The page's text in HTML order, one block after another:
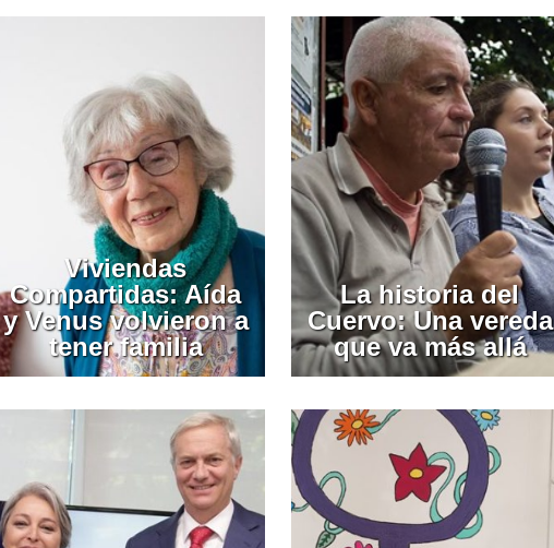
Viviendas
Compartidas: Aída
y Venus volvieron a
tener familia
La historia del
Cuervo: Una vereda
que va más allá